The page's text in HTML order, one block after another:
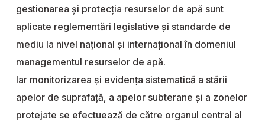
gestionarea și protecția resurselor de apă sunt
aplicate reglementări legislative și standarde de
mediu la nivel național și internațional în domeniul
managementul resurselor de apă.
Iar monitorizarea şi evidenţa sistematică a stării
apelor de suprafaţă, a apelor subterane şi a zonelor
protejate se efectuează de către organul central al